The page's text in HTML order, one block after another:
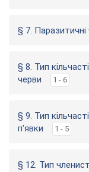
§ 7. Паразитичні
§ 8. Тип
черви
1 - 6
§ 9. Тип
п'явки
1 - 5
§ 12. Тип